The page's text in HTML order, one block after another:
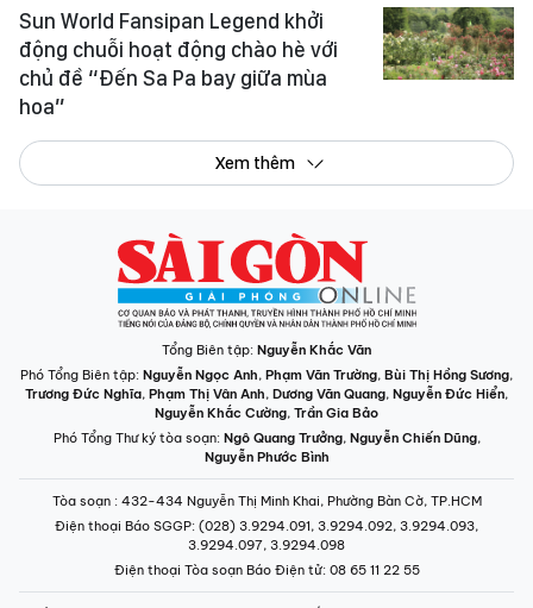
Sun World Fansipan Legend khởi
động chuỗi hoạt động chào hè với
chủ đề “Đến Sa Pa bay giữa mùa
hoa”
Xem thêm
Tổng Biên tập: Nguyễn Khắc Văn
Phó Tổng Biên tập: Nguyễn Ngọc Anh, Phạm Văn Trường, Bùi Thị Hồng Sương,
Trương Đức Nghĩa, Phạm Thị Vân Anh, Dương Văn Quang, Nguyễn Đức Hiển,
Nguyễn Khắc Cường, Trần Gia Bảo
Phó Tổng Thư ký tòa soạn: Ngô Quang Trưởng, Nguyễn Chiến Dũng,
Nguyễn Phước Bình
Tòa soạn : 432-434 Nguyễn Thị Minh Khai, Phường Bàn Cờ, TP.HCM
Điện thoại Báo SGGP: (028) 3.9294.091, 3.9294.092, 3.9294.093,
3.9294.097, 3.9294.098
Điện thoại Tòa soạn Báo Điện tử: 08 65 11 22 55